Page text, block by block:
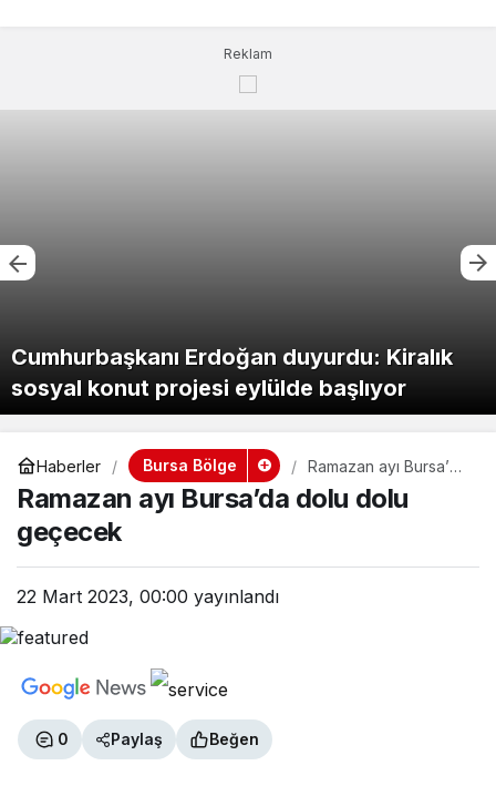
Reklam
Cumhurbaşkanı Erdoğan duyurdu: Kiralık
sosyal konut projesi eylülde başlıyor
Haberler Bursa Bölge
Ramazan ayı Bursa’da
dolu dolu geçecek
Ramazan ayı Bursa’da dolu dolu
geçecek
22 Mart 2023, 00:00 yayınlandı
0 Paylaş Beğen